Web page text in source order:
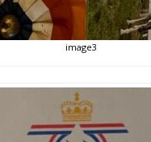
image3